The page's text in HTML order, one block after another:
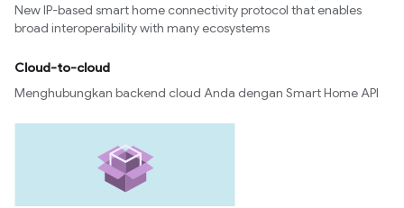
New IP-based smart home connectivity protocol that enables
broad interoperability with many ecosystems
Cloud-to-cloud
Menghubungkan backend cloud Anda dengan Smart Home API